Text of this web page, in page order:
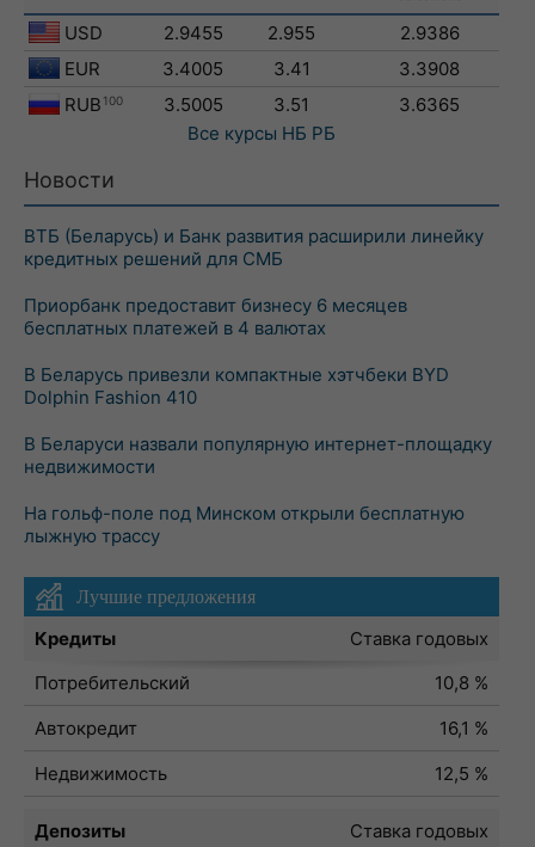
USD 2.9455 2.955
2.9386
EUR
3.4005 3.41
3.3908
RUB 100 3.5005 3.51
3.6365
Все курсы НБ РБ
Новости
ВТБ (Беларусь) и Банк развития расширили линейку
кредитных решений для СМБ
Приорбанк предоставит бизнесу 6 месяцев
бесплатных платежей в 4 валютах
В Беларусь привезли компактные хэтчбеки BYD
Dolphin Fashion 410
В Беларуси назвали популярную интернет-площадку
недвижимости
На гольф-поле под Минском открыли бесплатную
лыжную трассу
Лучшие предложения
Кредиты
Ставка годовых
Потребительский
10,8 %
Автокредит
16,1 %
Недвижимость
12,5 %
Депозиты
Ставка годовых